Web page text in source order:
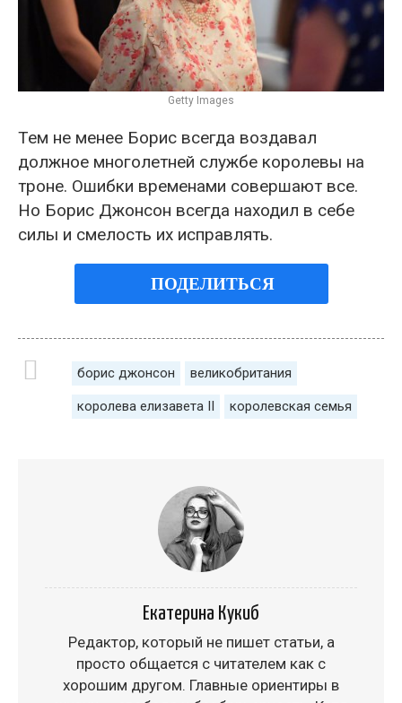
Getty Images
Тем не менее Борис всегда воздавал
должное многолетней службе королевы на
троне. Ошибки временами совершают все.
Но Борис Джонсон всегда находил в себе
силы и смелость их исправлять.
ПОДЕЛИТЬСЯ
борис джонсон великобритания
королева елизавета ІІ королевская семья
Екатерина Кукиб
Редактор, который не пишет статьи, а
просто общается с читателем как с
хорошим другом. Главные ориентиры в